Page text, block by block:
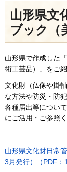
山形県文
ブック（
山形県で作成した
術工芸品）」をご紹
文化財（仏像や掛
な方法や防災・防
各種届出等につい
にご活用・ご参照く
山形県文化財日常
3月発行）（PDF：